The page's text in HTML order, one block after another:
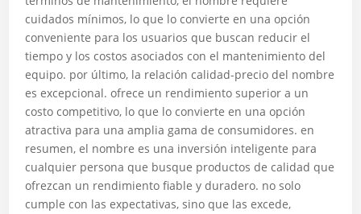
cuidados mínimos, lo que lo convierte en una opción
conveniente para los usuarios que buscan reducir el
tiempo y los costos asociados con el mantenimiento del
equipo. por último, la relación calidad-precio del nombre
es excepcional. ofrece un rendimiento superior a un
costo competitivo, lo que lo convierte en una opción
atractiva para una amplia gama de consumidores. en
resumen, el nombre es una inversión inteligente para
cualquier persona que busque productos de calidad que
ofrezcan un rendimiento fiable y duradero. no solo
cumple con las expectativas, sino que las excede,